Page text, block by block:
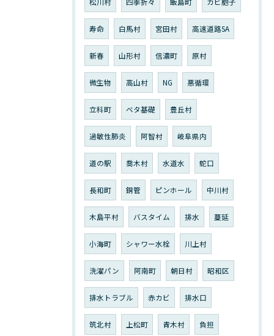
寿命 白馬村 宮田村 高速道路SA
新春 山形村 信濃町 原村
微生物 高山村 NG 悪循環
立科町 ベタ基礎 豊丘村
過敏性肺炎 阿智村 岐阜県内
道の駅 喬木村 水道水 蛇口
長和町 銅管 ピンホール 中川村
木島平村 バスタイム 排水 蔓延
小海町 シャワー水栓 川上村
洗濯パン 阿南町 朝日村 昭和区
排水トラブル 赤カビ 排水口
筑北村 上松町 青木村 負担